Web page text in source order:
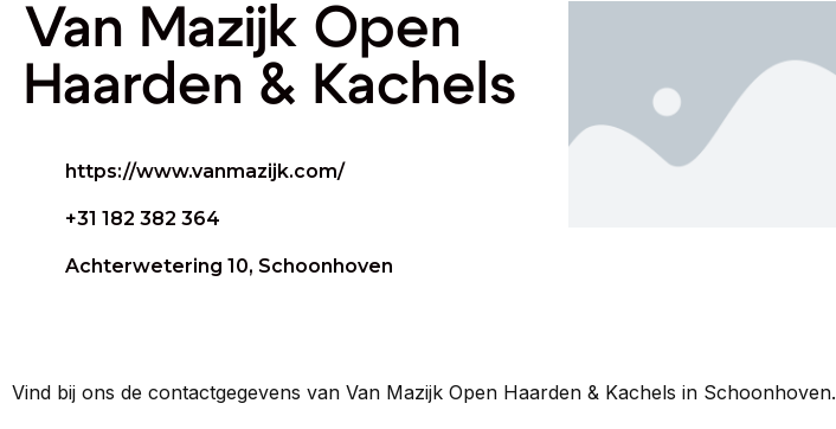
Van Mazijk Open
Haarden & Kachels
https://www.vanmazijk.com/
+31 182 382 364
Achterwetering 10, Schoonhoven
Vind bij ons de contactgegevens van Van Mazijk Open Haarden & Kachels in Schoonhoven.